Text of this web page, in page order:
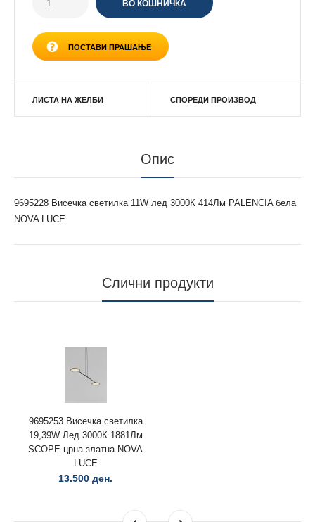
ПОСТАВИ ПРАШАЊЕ
ЛИСТА НА ЖЕЛБИ СПОРЕДИ ПРОИЗВОД
Опис
9695228 Висечка светилка 11W лед 3000К 414Лм PALENCIA бела
NOVA LUCE
Слични продукти
9695253 Висечка светилка
19,39W Лед 3000К 1881Лм
SCOPE црна златна NOVA
LUCE
13.500 ден.